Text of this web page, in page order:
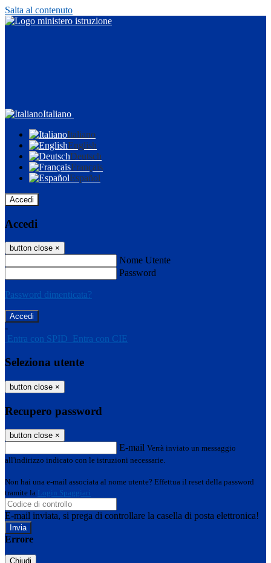
Salta al contenuto
Italiano
Italiano
English
Deutsch
Français
Español
Accedi
Accedi
button close ×
Nome Utente
Password
Password dimenticata?
-
Entra con SPID Entra con CIE
Seleziona utente
button close ×
Recupero password
button close ×
E-mail Verrà inviato un messaggio
all'indirizzo indicato con le istruzioni necessarie.
Non hai una e-mail associata al nome utente? Effettua il reset della password
tramite la Login Spaggiari
E-mail inviata, si prega di controllare la casella di posta elettronica!
Errore
Chiudi